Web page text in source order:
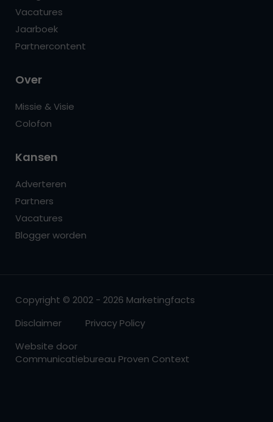
Vacatures
Jaarboek
Partnercontent
Over
Missie & Visie
Colofon
Kansen
Adverteren
Partners
Vacatures
Blogger worden
Copyright © 2002 - 2026 Marketingfacts
Disclaimer
Privacy Policy
Website door
Communicatiebureau Proven Context